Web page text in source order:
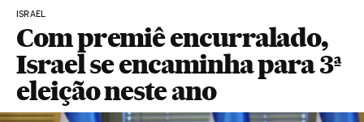
ISRAEL
Com premiê encurralado,
Israel se encaminha para 3ª
eleição neste ano